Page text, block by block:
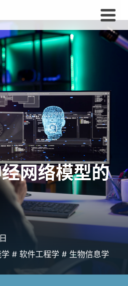
网络模型的
# 软件工程学 # 生物信息学